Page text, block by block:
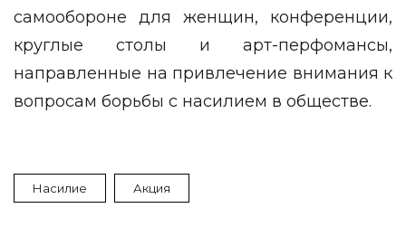
самообороне для женщин, конференции,
круглые столы и арт-перфомансы,
направленные на привлечение внимания к
вопросам борьбы с насилием в обществе.
Насилие Акция